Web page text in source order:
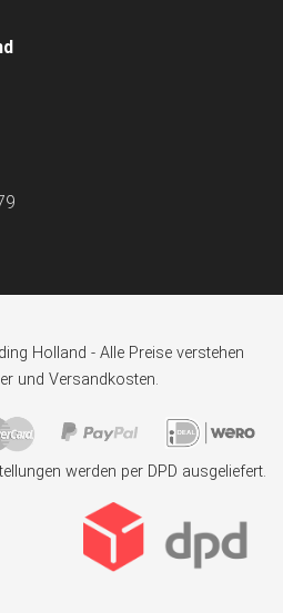
Holland - Alle Preise verstehen
und Versandkosten.
werden per DPD ausgeliefert.